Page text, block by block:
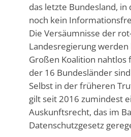
das letzte Bundesland,
noch kein
Die Versäumnisse der
Landesregierung
Großen Koalition nahtlos
der 16 Bundesländer
Selbst in der früheren
gilt seit 2016 zumindest
Auskunftsrecht, das im
Datenschutzgesetz